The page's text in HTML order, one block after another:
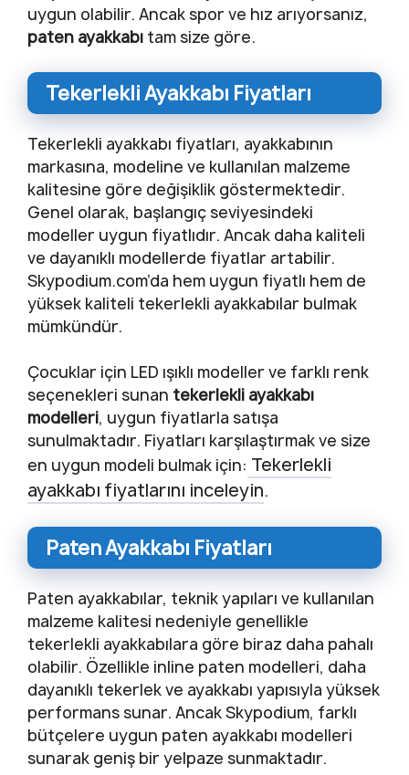
uygun olabilir. Ancak spor ve hız arıyorsanız,
paten ayakkabı tam size göre.
Tekerlekli Ayakkabı Fiyatları
Tekerlekli ayakkabı fiyatları, ayakkabının
markasına, modeline ve kullanılan malzeme
kalitesine göre değişiklik göstermektedir.
Genel olarak, başlangıç seviyesindeki
modeller uygun fiyatlıdır. Ancak daha kaliteli
ve dayanıklı modellerde fiyatlar artabilir.
Skypodium.com’da hem uygun fiyatlı hem de
yüksek kaliteli tekerlekli ayakkabılar bulmak
mümkündür.
Çocuklar için LED ışıklı modeller ve farklı renk
seçenekleri sunan tekerlekli ayakkabı
modelleri, uygun fiyatlarla satışa
sunulmaktadır. Fiyatları karşılaştırmak ve size
en uygun modeli bulmak için: Tekerlekli
ayakkabı fiyatlarını inceleyin.
Paten Ayakkabı Fiyatları
Paten ayakkabılar, teknik yapıları ve kullanılan
malzeme kalitesi nedeniyle genellikle
tekerlekli ayakkabılara göre biraz daha pahalı
olabilir. Özellikle inline paten modelleri, daha
dayanıklı tekerlek ve ayakkabı yapısıyla yüksek
performans sunar. Ancak Skypodium, farklı
bütçelere uygun paten ayakkabı modelleri
sunarak geniş bir yelpaze sunmaktadır.